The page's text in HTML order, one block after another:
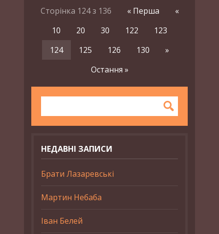
Сторінка 124 з 136 « Перша
«
10
20 30 122
123
124
125 126 130
»
Остання »
НЕДАВНІ ЗАПИСИ
Брати Лазаревські
Мартин Небаба
Іван Белей